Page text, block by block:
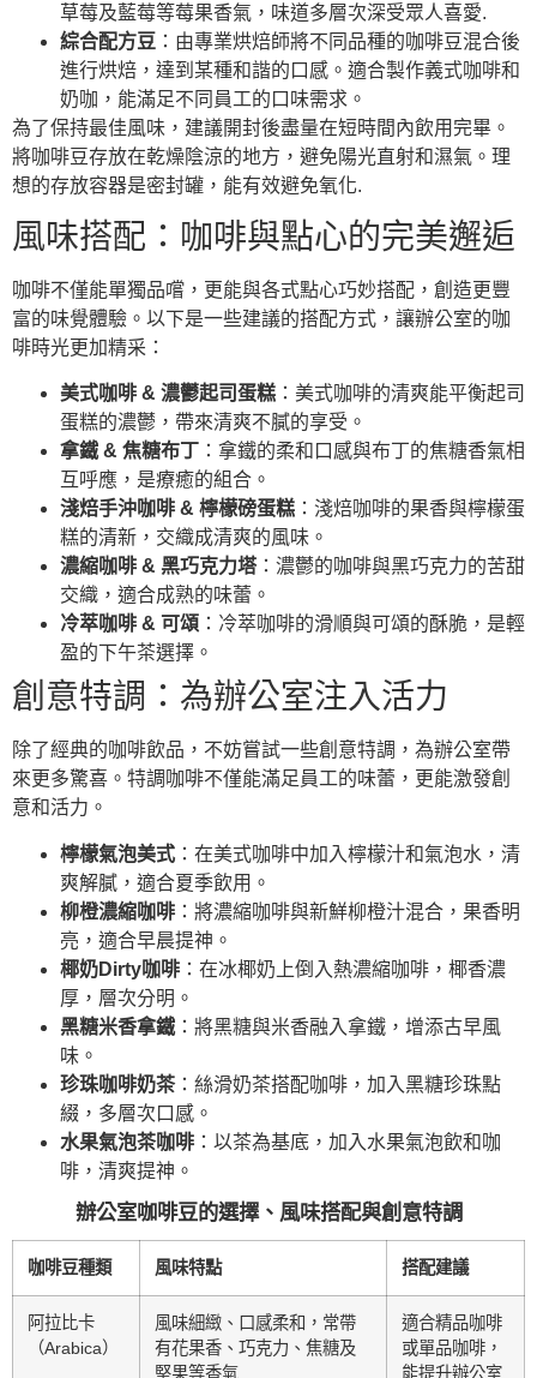
草莓及藍莓等莓果香氣，味道多層次深受眾人喜愛.
綜合配方豆 ：由專業烘焙師將不同品種的咖啡豆混合後
進行烘焙，達到某種和諧的口感。適合製作義式咖啡和
奶咖，能滿足不同員工的口味需求。
為了保持最佳風味，建議開封後盡量在短時間內飲用完畢。
將咖啡豆存放在乾燥陰涼的地方，避免陽光直射和濕氣。理
想的存放容器是密封罐，能有效避免氧化.
風味搭配：咖啡與點心的完美邂逅
咖啡不僅能單獨品嚐，更能與各式點心巧妙搭配，創造更豐
富的味覺體驗。以下是一些建議的搭配方式，讓辦公室的咖
啡時光更加精采：
美式咖啡 & 濃鬱起司蛋糕 ：美式咖啡的清爽能平衡起司
蛋糕的濃鬱，帶來清爽不膩的享受。
拿鐵 & 焦糖布丁 ：拿鐵的柔和口感與布丁的焦糖香氣相
互呼應，是療癒的組合。
淺焙手沖咖啡 & 檸檬磅蛋糕 ：淺焙咖啡的果香與檸檬蛋
糕的清新，交織成清爽的風味。
濃縮咖啡 & 黑巧克力塔 ：濃鬱的咖啡與黑巧克力的苦甜
交織，適合成熟的味蕾。
冷萃咖啡 & 可頌 ：冷萃咖啡的滑順與可頌的酥脆，是輕
盈的下午茶選擇。
創意特調：為辦公室注入活力
除了經典的咖啡飲品，不妨嘗試一些創意特調，為辦公室帶
來更多驚喜。特調咖啡不僅能滿足員工的味蕾，更能激發創
意和活力。
檸檬氣泡美式 ：在美式咖啡中加入檸檬汁和氣泡水，清
爽解膩，適合夏季飲用。
柳橙濃縮咖啡 ：將濃縮咖啡與新鮮柳橙汁混合，果香明
亮，適合早晨提神。
椰奶Dirty咖啡 ：在冰椰奶上倒入熱濃縮咖啡，椰香濃
厚，層次分明。
黑糖米香拿鐵：將黑糖與米香融入拿鐵，增添古早風
味。
珍珠咖啡奶茶：絲滑奶茶搭配咖啡，加入黑糖珍珠點
綴，多層次口感。
水果氣泡茶咖啡 ：以茶為基底，加入水果氣泡飲和咖
啡，清爽提神。
辦公室咖啡豆的選擇、風味搭配與創意特調
咖啡豆種類 風味特點 搭配建議
阿拉比卡
（Arabica）
風味細緻、口感柔和，常帶
有花果香、巧克力、焦糖及
堅果等香氣
適合精品咖啡
或單品咖啡，
能提升辦公室